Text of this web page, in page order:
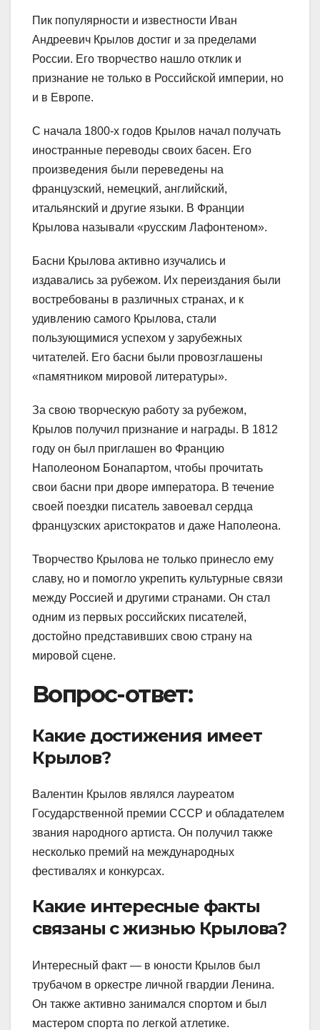
Пик популярности и известности Иван
Андреевич Крылов достиг и за пределами
России. Его творчество нашло отклик и
признание не только в Российской империи, но
и в Европе.
С начала 1800-х годов Крылов начал получать
иностранные переводы своих басен. Его
произведения были переведены на
французский, немецкий, английский,
итальянский и другие языки. В Франции
Крылова называли «русским Лафонтеном».
Басни Крылова активно изучались и
издавались за рубежом. Их переиздания были
востребованы в различных странах, и к
удивлению самого Крылова, стали
пользующимися успехом у зарубежных
читателей. Его басни были провозглашены
«памятником мировой литературы».
За свою творческую работу за рубежом,
Крылов получил признание и награды. В 1812
году он был приглашен во Францию
Наполеоном Бонапартом, чтобы прочитать
свои басни при дворе императора. В течение
своей поездки писатель завоевал сердца
французских аристократов и даже Наполеона.
Творчество Крылова не только принесло ему
славу, но и помогло укрепить культурные связи
между Россией и другими странами. Он стал
одним из первых российских писателей,
достойно представивших свою страну на
мировой сцене.
Вопрос-ответ:
Какие достижения имеет
Крылов?
Валентин Крылов являлся лауреатом
Государственной премии СССР и обладателем
звания народного артиста. Он получил также
несколько премий на международных
фестивалях и конкурсах.
Какие интересные факты
связаны с жизнью Крылова?
Интересный факт — в юности Крылов был
трубачом в оркестре личной гвардии Ленина.
Он также активно занимался спортом и был
мастером спорта по легкой атлетике.